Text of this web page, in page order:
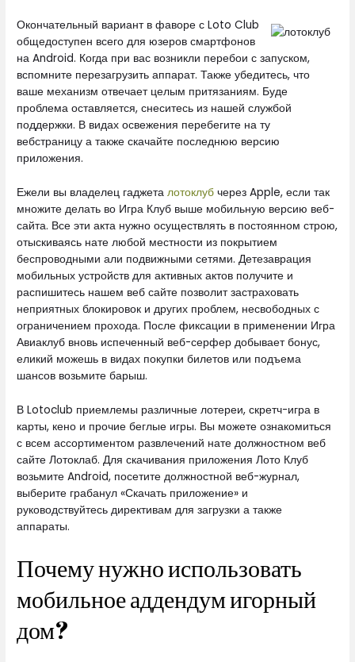
Окончательный вариант в фаворе с Loto Club
общедоступен всего для юзеров смартфонов
на Android. Когда при вас возникли перебои с запуском,
вспомните перезагрузить аппарат. Также убедитесь, что
ваше механизм отвечает целым притязаниям. Буде
проблема оставляется, снеситесь из нашей службой
поддержки. В видах освежения перебегите на ту
вебстраницу а также скачайте последнюю версию
приложения.
Ежели вы владелец гаджеталотоклуб через Apple, если так
множите делать во Игра Клуб выше мобильную версию веб-
сайта. Все эти акта нужно осуществлять в постоянном строю,
отыскиваясь нате любой местности из покрытием
беспроводными али подвижными сетями. Детезаврация
мобильных устройств для активных актов получите и
распишитесь нашем веб сайте позволит застраховать
неприятных блокировок и других проблем, несвободных с
ограничением прохода. После фиксации в применении Игра
Авиаклуб вновь испеченный веб-серфер добывает бонус,
еликий можешь в видах покупки билетов или подъема
шансов возьмите барыш.
В Lotoclub приемлемы различные лотереи, скретч-игра в
карты, кено и прочие беглые игры. Вы можете ознакомиться
с всем ассортиментом развлечений нате должностном веб
сайте Лотоклаб. Для скачивания приложения Лото Клуб
возьмите Android, посетите должностной веб-журнал,
выберите грабанул «Скачать приложение» и
руководствуйтесь директивам для загрузки а также
аппараты.
Почему нужно использовать
мобильное аддендум игорный
дом?